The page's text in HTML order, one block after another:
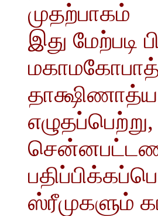
முதற்பாகம்
இது
தாக்ஷிணாத்ய
எழுதப்பெற்று,
ஸ்ரீமுகளும்